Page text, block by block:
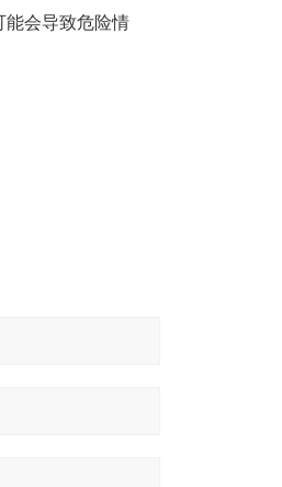
能会导致危险情